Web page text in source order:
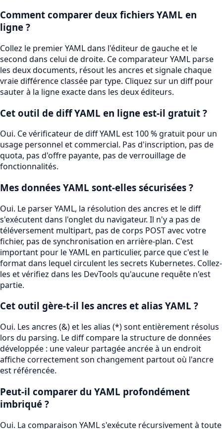
Comment comparer deux fichiers YAML en
ligne ?
Collez le premier YAML dans l'éditeur de gauche et le
second dans celui de droite. Ce comparateur YAML parse
les deux documents, résout les ancres et signale chaque
vraie différence classée par type. Cliquez sur un diff pour
sauter à la ligne exacte dans les deux éditeurs.
Cet outil de diff YAML en ligne est-il gratuit ?
Oui. Ce vérificateur de diff YAML est 100 % gratuit pour un
usage personnel et commercial. Pas d'inscription, pas de
quota, pas d'offre payante, pas de verrouillage de
fonctionnalités.
Mes données YAML sont-elles sécurisées ?
Oui. Le parser YAML, la résolution des ancres et le diff
s'exécutent dans l'onglet du navigateur. Il n'y a pas de
téléversement multipart, pas de corps POST avec votre
fichier, pas de synchronisation en arrière-plan. C'est
important pour le YAML en particulier, parce que c'est le
format dans lequel circulent les secrets Kubernetes. Collez-
les et vérifiez dans les DevTools qu'aucune requête n'est
partie.
Cet outil gère-t-il les ancres et alias YAML ?
Oui. Les ancres (&) et les alias (*) sont entièrement résolus
lors du parsing. Le diff compare la structure de données
développée : une valeur partagée ancrée à un endroit
affiche correctement son changement partout où l'ancre
est référencée.
Peut-il comparer du YAML profondément
imbriqué ?
Oui. La comparaison YAML s'exécute récursivement à toute